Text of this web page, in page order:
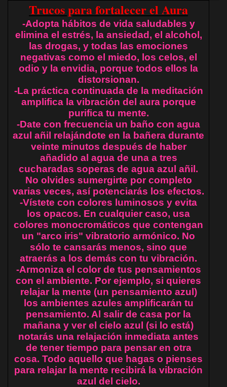
Trucos para fortalecer el Aura
-Adopta hábitos de vida saludables y
elimina el estrés, la ansiedad, el alcohol,
las drogas, y todas las emociones
negativas como el miedo, los celos, el
odio y la envidia, porque todos ellos la
distorsionan.
-La práctica continuada de la meditación
amplifica la vibración del aura porque
purifica tu mente.
-Date con frecuencia un baño con agua
azul añil relajándote en la bañera durante
veinte minutos después de haber
añadido al agua de una a tres
cucharadas soperas de agua azul añil.
No olvides sumergirte por completo
varias veces, así potenciarás los efectos.
-Vístete con colores luminosos y evita
los opacos. En cualquier caso, usa
colores monocromáticos que contengan
un "arco iris" vibratorio armónico. No
sólo te cansarás menos, sino que
atraerás a los demás con tu vibración.
-Armoniza el color de tus pensamientos
con el ambiente. Por ejemplo, si quieres
relajar la mente (un pensamiento azul)
los ambientes azules amplificarán tu
pensamiento. Al salir de casa por la
mañana y ver el cielo azul (si lo está)
notarás una relajación inmediata antes
de tener tiempo para pensar en otra
cosa. Todo aquello que hagas o pienses
para relajar la mente recibirá la vibración
azul del cielo.